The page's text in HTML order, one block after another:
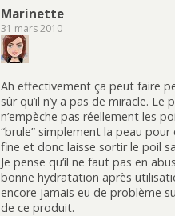
Marinette
31 mars 2010
Ah effectivement ça peut faire
sûr qu’il n’y a pas de miracle. Le
n’empèche pas réellement les
“brule” simplement la peau pour
fine et donc laisse sortir le poil
Je pense qu’il ne faut pas en
bonne hydratation après
encore jamais eu de problème
de ce produit.